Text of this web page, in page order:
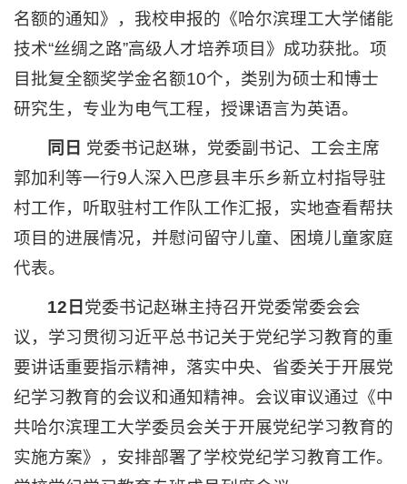
名额的通知》，我校申报的《哈尔滨理工大学储能
技术“丝绸之路”高级人才培养项目》成功获批。项
目批复全额奖学金名额10个，类别为硕士和博士
研究生，专业为电气工程，授课语言为英语。
同日 党委书记赵琳，党委副书记、工会主席
郭加利等一行9人深入巴彦县丰乐乡新立村指导驻
村工作，听取驻村工作队工作汇报，实地查看帮扶
项目的进展情况，并慰问留守儿童、困境儿童家庭
代表。
12日 党委书记赵琳主持召开党委常委会会
议，学习贯彻习近平总书记关于党纪学习教育的重
要讲话重要指示精神，落实中央、省委关于开展党
纪学习教育的会议和通知精神。会议审议通过《中
共哈尔滨理工大学委员会关于开展党纪学习教育的
实施方案》，安排部署了学校党纪学习教育工作。